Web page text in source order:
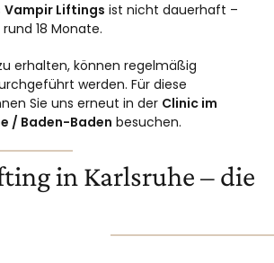
Vampir Liftings ist nicht dauerhaft –
18 Monate.
erhalten, können regelmäßig
werden. Für diese
Sie uns erneut in der Clinic im
/ Baden-Baden besuchen.
in Karlsruhe – die